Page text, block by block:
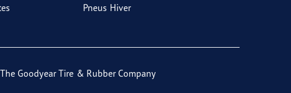
Pneus Hiver
Goodyear Tire & Rubber Company